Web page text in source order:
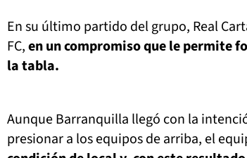
En su último partido del grupo, Real
FC,en un compromiso que le permite
la tabla.
Aunque Barranquilla llegó con la
presionar a los equipos de arriba, el